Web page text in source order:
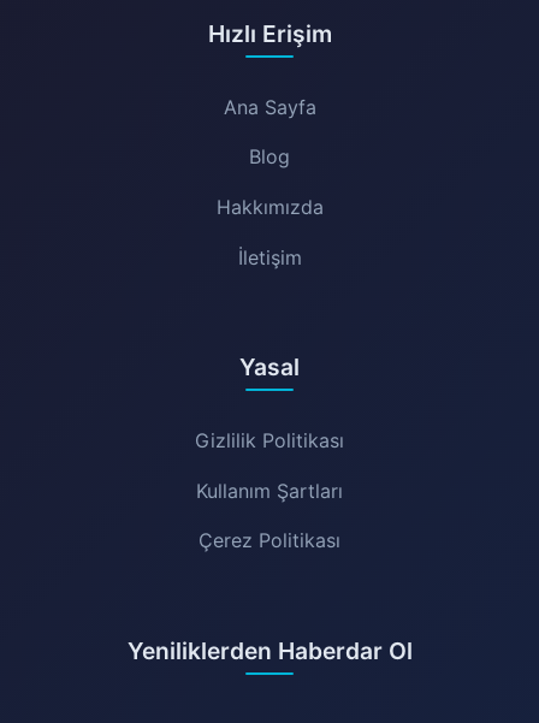
Hızlı Erişim
Ana Sayfa
Blog
Hakkımızda
İletişim
Yasal
Gizlilik Politikası
Kullanım Şartları
Çerez Politikası
Yeniliklerden Haberdar Ol